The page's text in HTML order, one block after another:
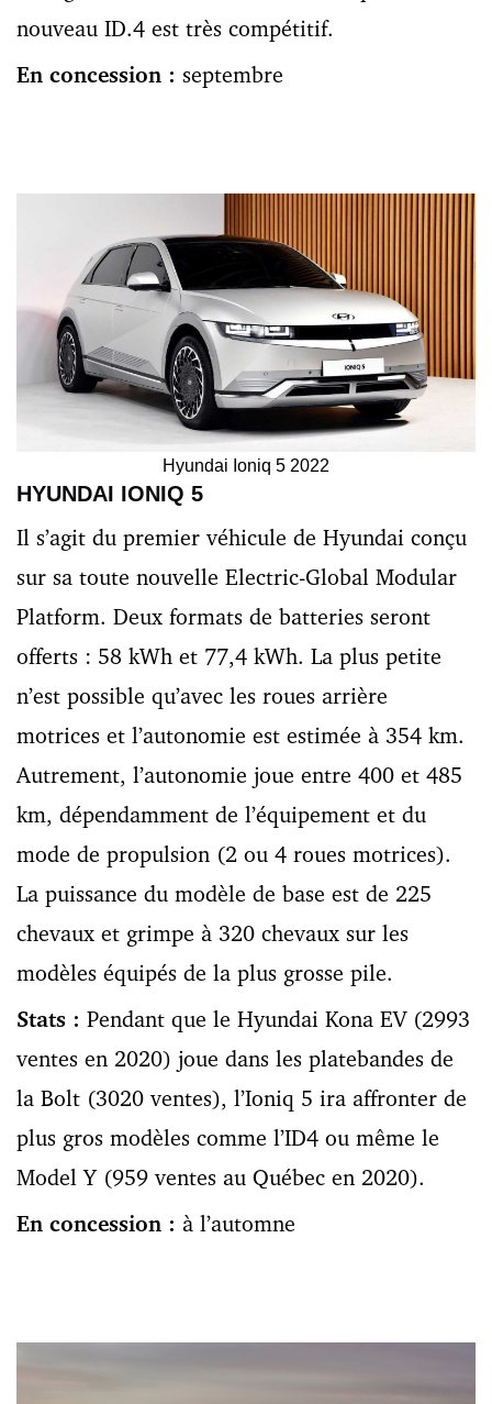
nouveau ID.4 est très compétitif.
En concession : septembre
Hyundai Ioniq 5 2022
HYUNDAI IONIQ 5
Il s’agit du premier véhicule de Hyundai conçu
sur sa toute nouvelle Electric-Global Modular
Platform. Deux formats de batteries seront
offerts : 58 kWh et 77,4 kWh. La plus petite
n’est possible qu’avec les roues arrière
motrices et l’autonomie est estimée à 354 km.
Autrement, l’autonomie joue entre 400 et 485
km, dépendamment de l’équipement et du
mode de propulsion (2 ou 4 roues motrices).
La puissance du modèle de base est de 225
chevaux et grimpe à 320 chevaux sur les
modèles équipés de la plus grosse pile.
Stats : Pendant que le Hyundai Kona EV (2993
ventes en 2020) joue dans les platebandes de
la Bolt (3020 ventes), l’Ioniq 5 ira affronter de
plus gros modèles comme l’ID4 ou même le
Model Y (959 ventes au Québec en 2020).
En concession : à l’automne